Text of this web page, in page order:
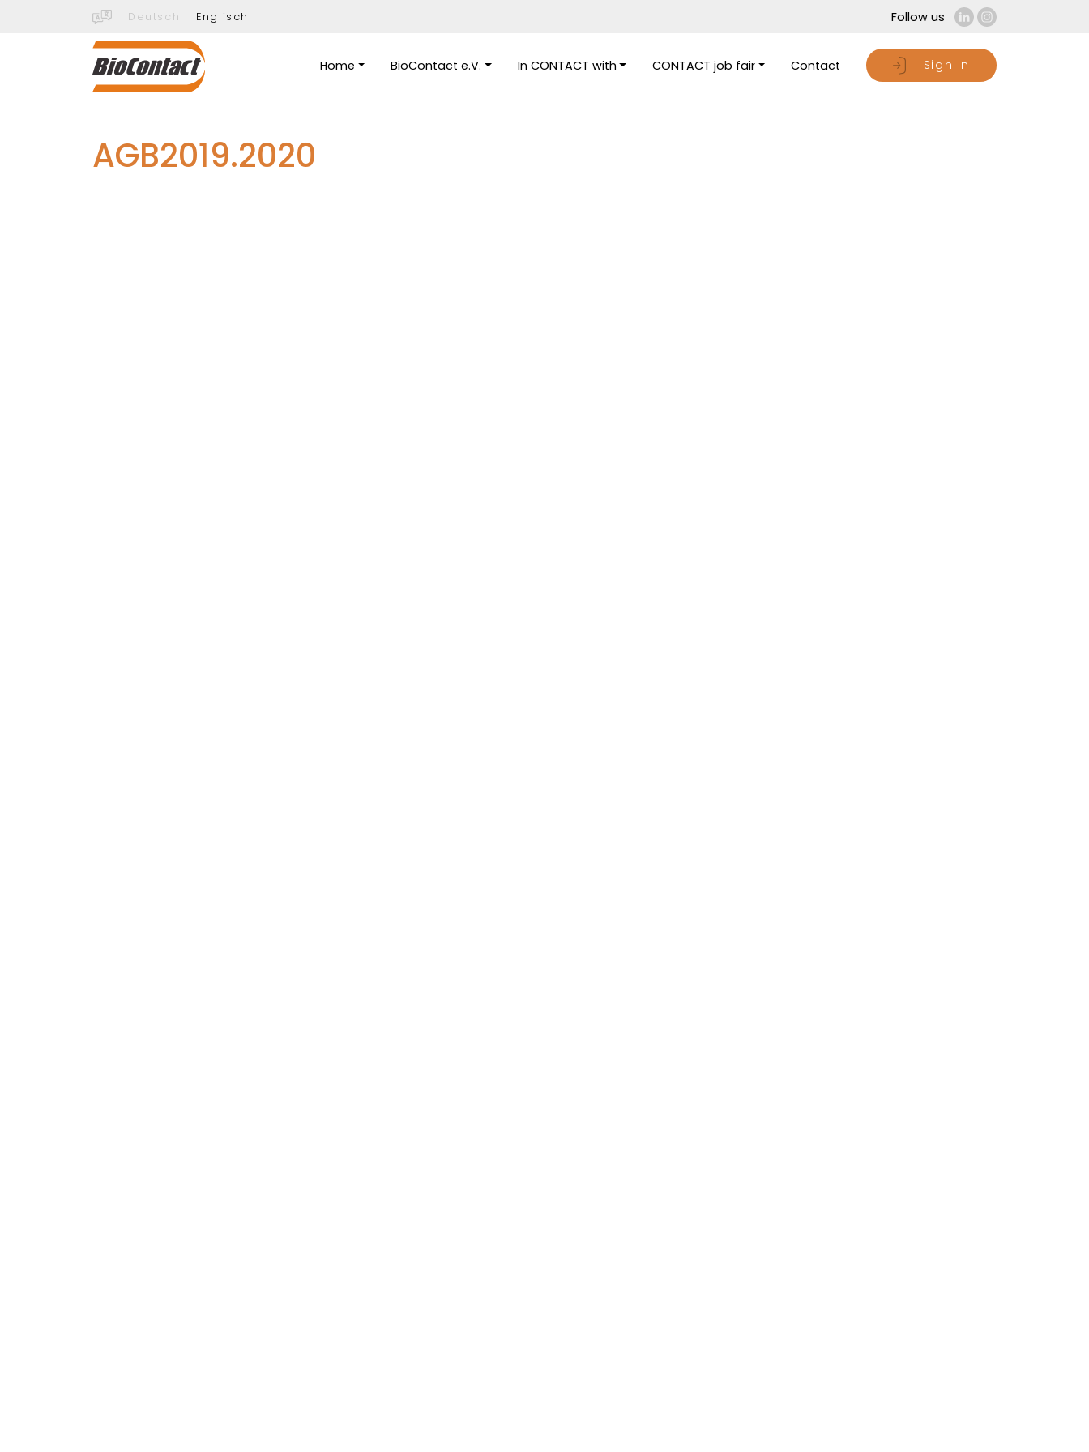
Deutsch Englisch Follow us
Home BioContact e.V. In CONTACT with CONTACT job fair Contact Sign in
AGB2019.2020